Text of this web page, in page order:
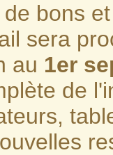
bons
sera
au 1er
de